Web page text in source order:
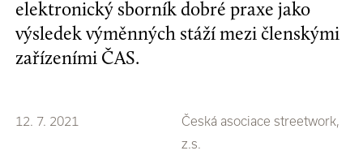
elektronický sborník dobré praxe jako
výsledek výměnných stáží mezi členskými
zařízeními ČAS.
12. 7. 2021
Česká asociace streetwork,
z.s.